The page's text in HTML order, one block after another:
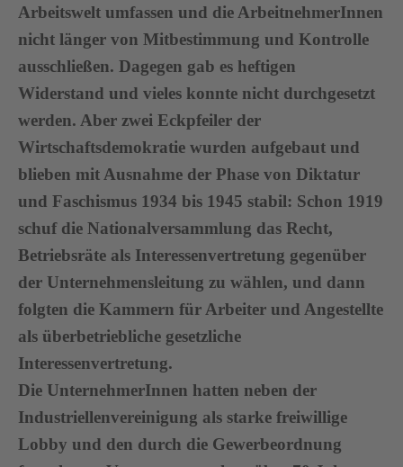
Arbeitswelt umfassen und die ArbeitnehmerInnen
nicht länger von Mitbestimmung und Kontrolle
ausschließen. Dagegen gab es heftigen
Widerstand und vieles konnte nicht durchgesetzt
werden. Aber zwei Eckpfeiler der
Wirtschaftsdemokratie wurden aufgebaut und
blieben mit Ausnahme der Phase von Diktatur
und Faschismus 1934 bis 1945 stabil: Schon 1919
schuf die Nationalversammlung das Recht,
Betriebsräte als Interessenvertretung gegenüber
der Unternehmensleitung zu wählen, und dann
folgten die Kammern für Arbeiter und Angestellte
als überbetriebliche gesetzliche
Interessenvertretung.
Die UnternehmerInnen hatten neben der
Industriellenvereinigung als starke freiwillige
Lobby und den durch die Gewerbeordnung